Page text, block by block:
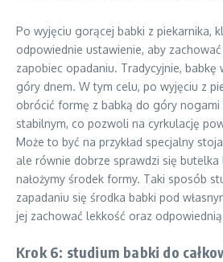
Po wyjęciu gorącej babki z piekarnika,
odpowiednie ustawienie, aby
zapobiec opadaniu. Tradycyjnie, babkę
góry dnem. W tym celu, po wyjęciu z
obrócić formę z babką do góry nogami
stabilnym, co pozwoli na cyrkulację
Może to być na przykład specjalny
ale równie dobrze sprawdzi się butelka
nałożymy środek formy. Taki sposób
zapadaniu się środka babki pod
jej zachować lekkość oraz
Krok 6: studium babki do